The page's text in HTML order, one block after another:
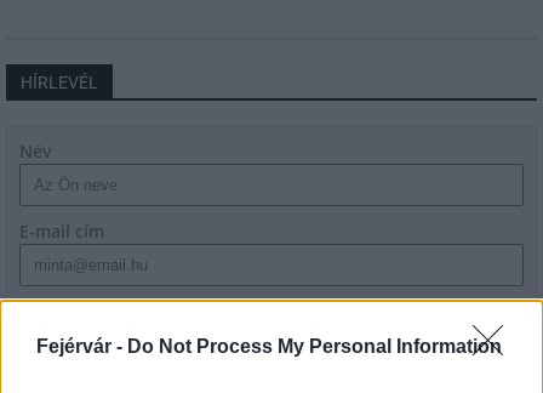
Fejérvár - Do Not Process My Personal Information
HÍRLEVÉL
Név
E-mail cím
szabályzatot!